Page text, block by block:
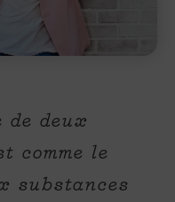
de deux
comme le
substances